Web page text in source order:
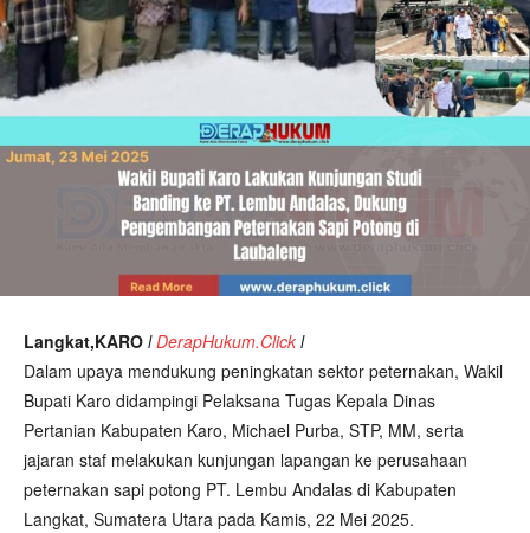
Langkat,KARO lDerapHukum.Click l
Dalam upaya mendukung peningkatan sektor peternakan, Wakil
Bupati Karo didampingi Pelaksana Tugas Kepala Dinas
Pertanian Kabupaten Karo, Michael Purba, STP, MM, serta
jajaran staf melakukan kunjungan lapangan ke perusahaan
peternakan sapi potong PT. Lembu Andalas di Kabupaten
Langkat, Sumatera Utara pada Kamis, 22 Mei 2025.